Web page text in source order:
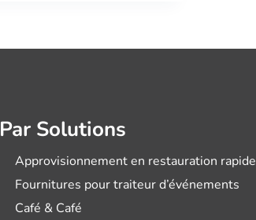
Par Solutions
Approvisionnement en restauration rapide
Fournitures pour traiteur d’événements
Café & Café